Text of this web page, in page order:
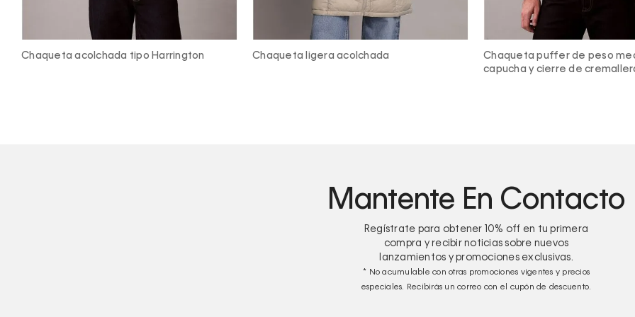
Chaqueta ligera acolchada
Chaqueta puffer de peso medio con
Sudadera de felpa con
estampado multicolor
Mantente En Contacto
Regístrate para obtener 10% off en tu primera
compra y recibir noticias sobre nuevos
lanzamientos y promociones exclusivas.
* No acumulable con otras promociones vigentes y precios
especiales. Recibirás un correo con el cupón de descuento.